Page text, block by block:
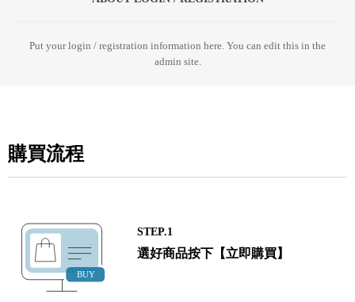
Put your login / registration information here. You can edit this in the
admin site.
購買流程
STEP.1
選好商品按下【立即購買】